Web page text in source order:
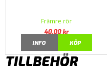
Främre rör
40,00kr
INFO
KÖP
TILLBEHÖR